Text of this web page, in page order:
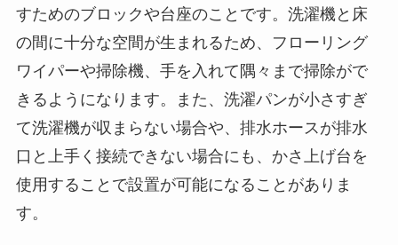
すためのブロックや台座のことです。洗濯機と床
の間に十分な空間が生まれるため、フローリング
ワイパーや掃除機、手を入れて隅々まで掃除がで
きるようになります。また、洗濯パンが小さすぎ
て洗濯機が収まらない場合や、排水ホースが排水
口と上手く接続できない場合にも、かさ上げ台を
使用することで設置が可能になることがありま
す。